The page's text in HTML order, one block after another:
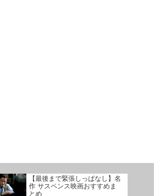
【最後まで緊張しっぱなし】名
作 サスペンス映画おすすめま
とめ